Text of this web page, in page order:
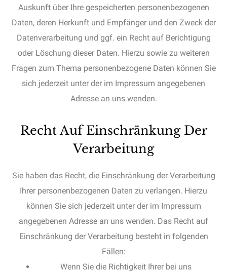
Auskunft über Ihre gespeicherten personenbezogenen
Daten, deren Herkunft und Empfänger und den Zweck der
Datenverarbeitung und ggf. ein Recht auf Berichtigung
oder Löschung dieser Daten. Hierzu sowie zu weiteren
Fragen zum Thema personenbezogene Daten können Sie
sich jederzeit unter der im Impressum angegebenen
Adresse an uns wenden.
Recht Auf Einschränkung Der
Verarbeitung
Sie haben das Recht, die Einschränkung der Verarbeitung
Ihrer personenbezogenen Daten zu verlangen. Hierzu
können Sie sich jederzeit unter der im Impressum
angegebenen Adresse an uns wenden. Das Recht auf
Einschränkung der Verarbeitung besteht in folgenden
Fällen:
Wenn Sie die Richtigkeit Ihrer bei uns